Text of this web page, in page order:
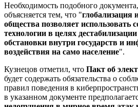
Необходимость подобного
объясняется тем, что "глобализация
общества позволяет использовать
технологии в целях
обстановки внутри государств и
воздействия на само население".
Кузнецов отметил, что Пакт об
будет содержать обязательства о
правил поведения в
в указанном документе